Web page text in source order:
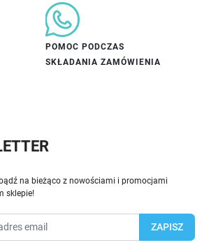
POMOC PODCZAS
SKŁADANIA ZAMÓWIENIA
na bieżąco z nowościami i promocjami
sklepie!